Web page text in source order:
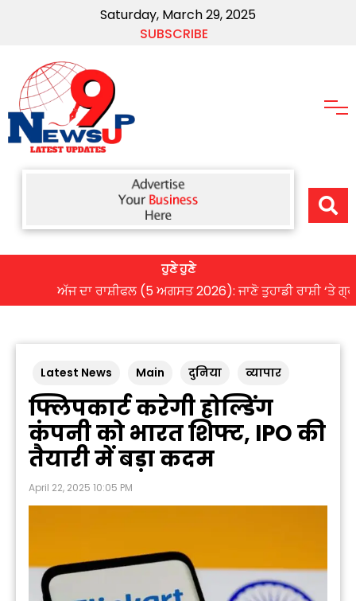
Saturday, March 29, 2025
SUBSCRIBE
ਹੁਣੇ ਹੁਣੇ
ਅੱਜ ਦਾ ਰਾਸ਼ੀਫਲ (5 ਅਗਸਤ 2026): ਜਾਣੋ ਤੁਹਾਡੀ ਰਾਸ਼ੀ ‘ਤੇ
Latest News Main दुनिया व्यापार
फ्लिपकार्ट करेगी होल्डिंग
कंपनी को भारत शिफ्ट, IPO की
तैयारी में बड़ा कदम
April 22, 2025 10:05 PM